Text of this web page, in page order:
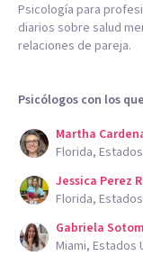
Psicología para
diarios sobre salud
relaciones de pareja.
Psicólogos con los
Martha
Florida,
Jessica Perez
Florida,
Gabriela
Miami, Estados